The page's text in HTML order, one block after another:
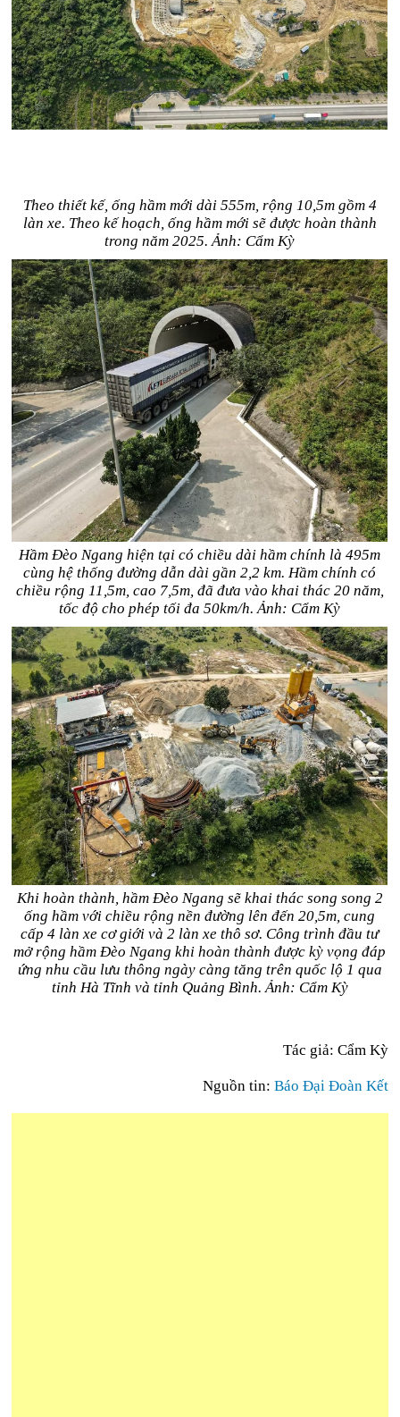
Theo thiết kế, ống hầm mới dài 555m, rộng 10,5m gồm 4
làn xe. Theo kế hoạch, ống hầm mới sẽ được hoàn thành
trong năm 2025. Ảnh: Cẩm Kỳ
Hầm Đèo Ngang hiện tại có chiều dài hầm chính là 495m
cùng hệ thống đường dẫn dài gần 2,2 km. Hầm chính có
chiều rộng 11,5m, cao 7,5m, đã đưa vào khai thác 20 năm,
tốc độ cho phép tối đa 50km/h. Ảnh: Cẩm Kỳ
Khi hoàn thành, hầm Đèo Ngang sẽ khai thác song song 2
ống hầm với chiều rộng nền đường lên đến 20,5m, cung
cấp 4 làn xe cơ giới và 2 làn xe thô sơ. Công trình đầu tư
mở rộng hầm Đèo Ngang khi hoàn thành được kỳ vọng đáp
ứng nhu cầu lưu thông ngày càng tăng trên quốc lộ 1 qua
tỉnh Hà Tĩnh và tỉnh Quảng Bình. Ảnh: Cẩm Kỳ
Tác giả: Cẩm Kỳ
Nguồn tin: Báo Đại Đoàn Kết